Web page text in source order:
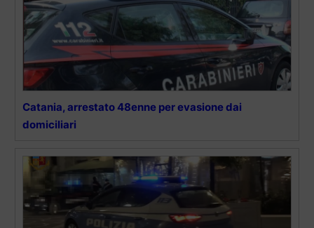
Catania, arrestato 48enne per evasione dai
domiciliari